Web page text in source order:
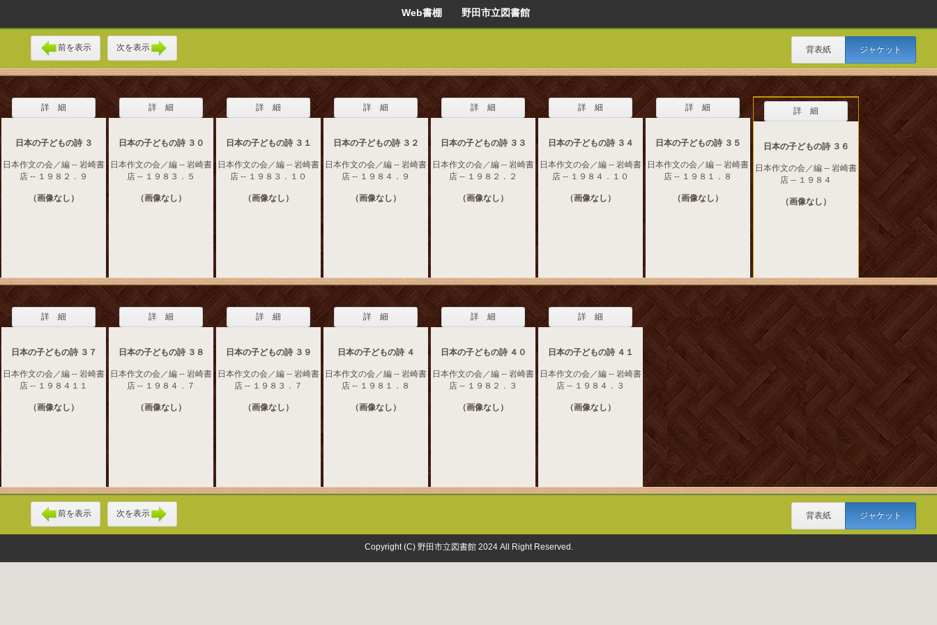
Web書棚 野田市立図書館
前を表示 次を表示 背表紙 ジャケット
詳 細
日本の子どもの詩 ３
日本作文の会／編 -- 岩崎書
店 -- １９８２．９
（画像なし）
詳 細
日本の子どもの詩 ３０
日本作文の会／編 -- 岩崎書
店 -- １９８３．５
（画像なし）
詳 細
日本の子どもの詩 ３１
日本作文の会／編 -- 岩崎書
店 -- １９８３．１０
（画像なし）
詳 細
日本の子どもの詩 ３２
日本作文の会／編 -- 岩崎書
店 -- １９８４．９
（画像なし）
詳 細
日本の子どもの詩 ３３
日本作文の会／編 -- 岩崎書
店 -- １９８２．２
（画像なし）
詳 細
日本の子どもの詩 ３４
日本作文の会／編 -- 岩崎書
店 -- １９８４．１０
（画像なし）
詳 細
日本の子どもの詩 ３５
日本作文の会／編 -- 岩崎書
店 -- １９８１．８
（画像なし）
詳 細
日本の子どもの詩 ３６
日本作文の会／編 -- 岩崎書
店 -- １９８４
（画像なし）
詳 細
日本の子どもの詩 ３７
日本作文の会／編 -- 岩崎書
店 -- １９８４１１
（画像なし）
詳 細
日本の子どもの詩 ３８
日本作文の会／編 -- 岩崎書
店 -- １９８４．７
（画像なし）
詳 細
日本の子どもの詩 ３９
日本作文の会／編 -- 岩崎書
店 -- １９８３．７
（画像なし）
詳 細
日本の子どもの詩 ４
日本作文の会／編 -- 岩崎書
店 -- １９８１．８
（画像なし）
詳 細
日本の子どもの詩 ４０
日本作文の会／編 -- 岩崎書
店 -- １９８２．３
（画像なし）
詳 細
日本の子どもの詩 ４１
日本作文の会／編 -- 岩崎書
店 -- １９８４．３
（画像なし）
前を表示 次を表示 背表紙 ジャケット
Copyright (C) 野田市立図書館 2024 All Right Reserved.